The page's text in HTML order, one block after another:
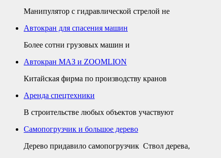
Манипулятор с гидравлической стрелой не
Автокран для спасения машин
Более сотни грузовых машин и
Автокран МАЗ и ZOOMLION
Китайская фирма по производству кранов
Аренда спецтехники
В строительстве любых объектов участвуют
Самопогрузчик и большое дерево
Дерево придавило самопогрузчик Ствол дерева,